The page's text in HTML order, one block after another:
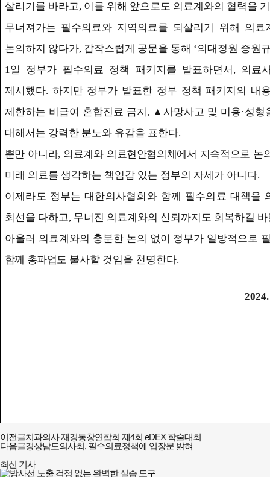
살리기를 바라고, 이를 위해 앞으로도 의료계와의 협력을
무너져가는 필수의료와 지역의료를 되살리기 위해 의
논의하지 않다가, 갑작스럽게 공문을 통해 ‘의대정원 증원
1일 정부가 필수의료 정책 패키지를 발표하면서 , 의료
제시했다. 하지만 정부가 발표한 정부 정책 패키지의 내
제한하는 비급여 혼합진료 금지 , ▲사망사고 및 미용·성형
대해서는 강력한 분노와 유감을 표한다.
뿐만 아니라, 의료계와 의료현안협의체에서 지속적으로 논
미 래 의료를 생각하는 책임감 있는 정부의 자세가 아니다.
이제라도 정부는 대한의사협회와 함께 필수의료 대책을
최선을 다하고, 무너진 의료계와의 신뢰까지도 회복하길 바
아울러 의료계와의 충분한 논의 없이 정부가 일방적으로
함께 총파업도 불사할 것임을 천명한다.
이전글치과의사 재경동창연합회 제4회 eDEX 학술대회
다음글경상남도의사회, 필수의료정책에 입장문 밝혀
최신 기사